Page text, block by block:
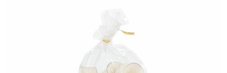
Sesonger og høytider